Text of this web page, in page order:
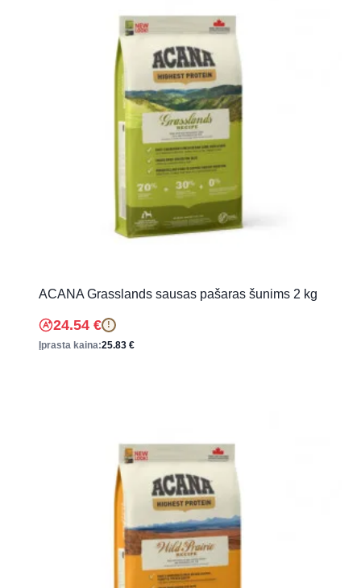
ACANA Grasslands sausas pašaras šunims 2 kg
24.54 € !
Įprasta kaina:25.83 €